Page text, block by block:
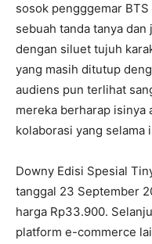
sosok pengggemar
sebuah tanda tanya
dengan siluet tujuh
yang masih ditutup
audiens pun terlihat
mereka berharap isinya
kolaborasi yang selama
Downy Edisi Spesial
tanggal 23 September
harga Rp33.900.
platform e-commerce